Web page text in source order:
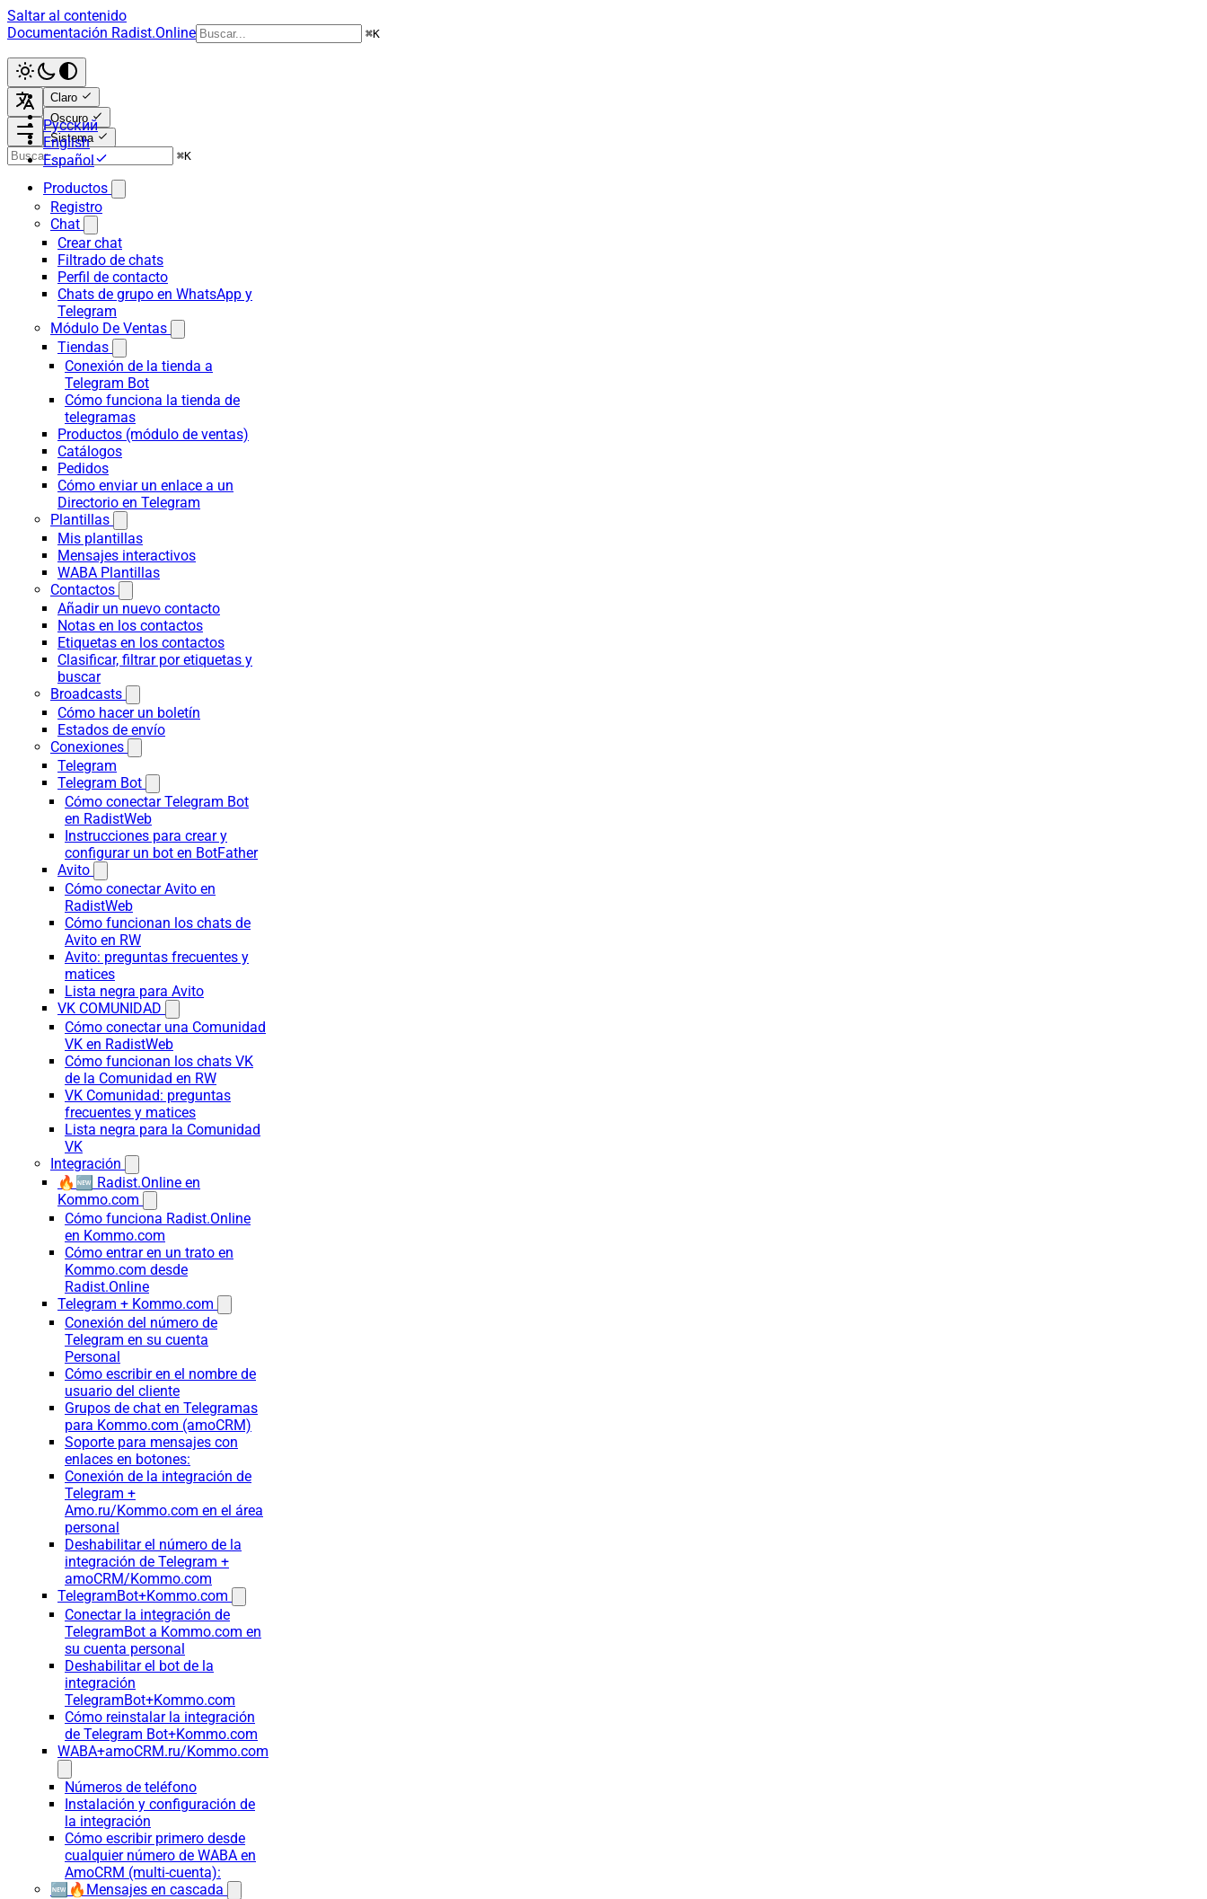
Saltar al contenido
Documentación Radist.Online
⌘K
Claro
Oscuro
Sistema
Русский
English
Español
⌘K
Productos
Registro
Chat
Crear chat
Filtrado de chats
Perfil de contacto
Chats de grupo en WhatsApp y
Telegram
Módulo De Ventas
Tiendas
Conexión de la tienda a
Telegram Bot
Cómo funciona la tienda de
telegramas
Productos (módulo de ventas)
Catálogos
Pedidos
Cómo enviar un enlace a un
Directorio en Telegram
Plantillas
Mis plantillas
Mensajes interactivos
WABA Plantillas
Contactos
Añadir un nuevo contacto
Notas en los contactos
Etiquetas en los contactos
Clasificar, filtrar por etiquetas y
buscar
Broadcasts
Cómo hacer un boletín
Estados de envío
Conexiones
Telegram
Telegram Bot
Cómo conectar Telegram Bot
en RadistWeb
Instrucciones para crear y
configurar un bot en BotFather
Avito
Cómo conectar Avito en
RadistWeb
Cómo funcionan los chats de
Avito en RW
Avito: preguntas frecuentes y
matices
Lista negra para Avito
VK COMUNIDAD
Cómo conectar una Comunidad
VK en RadistWeb
Cómo funcionan los chats VK
de la Comunidad en RW
VK Comunidad: preguntas
frecuentes y matices
Lista negra para la Comunidad
VK
Integración
🔥🆕 Radist.Online en
Kommo.com
Cómo funciona Radist.Online
en Kommo.com
Cómo entrar en un trato en
Kommo.com desde
Radist.Online
Telegram + Kommo.com
Conexión del número de
Telegram en su cuenta
Personal
Cómo escribir en el nombre de
usuario del cliente
Grupos de chat en Telegramas
para Kommo.com (amoCRM)
Soporte para mensajes con
enlaces en botones:
Conexión de la integración de
Telegram +
Amo.ru/Kommo.com en el área
personal
Deshabilitar el número de la
integración de Telegram +
amoCRM/Kommo.com
TelegramBot+Kommo.com
Conectar la integración de
TelegramBot a Kommo.com en
su cuenta personal
Deshabilitar el bot de la
integración
TelegramBot+Kommo.com
Cómo reinstalar la integración
de Telegram Bot+Kommo.com
WABA+amoCRM.ru/Kommo.com
Números de teléfono
Instalación y configuración de
la integración
Cómo escribir primero desde
cualquier número de WABA en
AmoCRM (multi-cuenta):
🆕🔥Mensajes en cascada